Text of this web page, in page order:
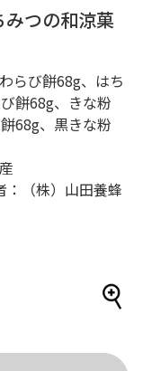
つの和涼菓
らび餅68g、はち
餅68g、きな粉
68g、黒きな粉
（株）山田養蜂